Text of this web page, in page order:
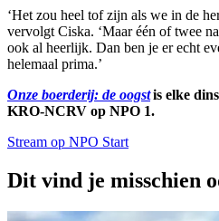
‘Het zou heel tof zijn als we in de
vervolgt Ciska. ‘Maar één of twee
ook al heerlijk. Dan ben je er echt
helemaal prima.’
Onze boerderij: de oogstis elke
KRO-NCRV op NPO 1.
Stream op NPO Start
Dit vind je misschien